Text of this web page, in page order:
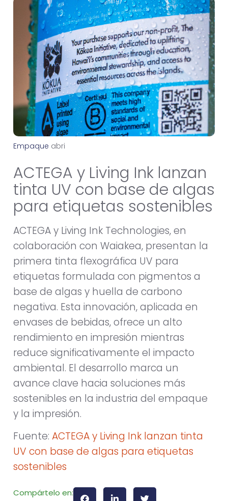
Empaque abri
ACTEGA y Living Ink lanzan
tinta UV con base de algas
para etiquetas sostenibles
ACTEGA y Living Ink Technologies, en
colaboración con Waiakea, presentan la
primera tinta flexográfica UV para
etiquetas formulada con pigmentos a
base de algas y huella de carbono
negativa. Esta innovación, aplicada en
envases de bebidas, ofrece un alto
rendimiento en impresión mientras
reduce significativamente el impacto
ambiental. El desarrollo marca un
avance clave hacia soluciones más
sostenibles en la industria del empaque
y la impresión.
Fuente: ACTEGA y Living Ink lanzan tinta
UV con base de algas para etiquetas
sostenibles
Compártelo en: